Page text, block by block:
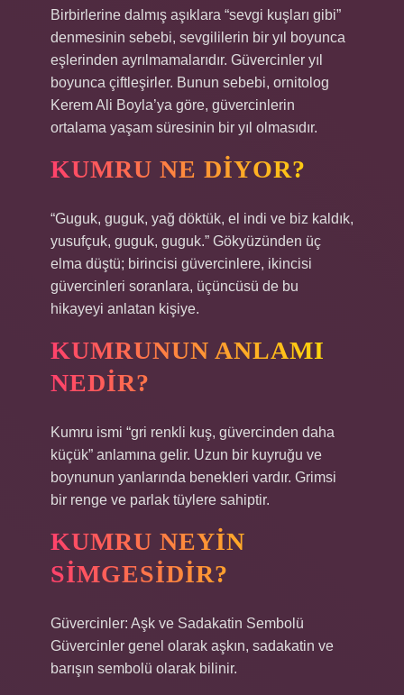
Birbirlerine dalmış aşıklara “sevgi kuşları gibi”
denmesinin sebebi, sevgililerin bir yıl boyunca
eşlerinden ayrılmamalarıdır. Güvercinler yıl
boyunca çiftleşirler. Bunun sebebi, ornitolog
Kerem Ali Boyla’ya göre, güvercinlerin
ortalama yaşam süresinin bir yıl olmasıdır.
KUMRU NE DIYOR?
“Guguk, guguk, yağ döktük, el indi ve biz kaldık,
yusufçuk, guguk, guguk.” Gökyüzünden üç
elma düştü; birincisi güvercinlere, ikincisi
güvercinleri soranlara, üçüncüsü de bu
hikayeyi anlatan kişiye.
KUMRUNUN ANLAMI
NEDIR?
Kumru ismi “gri renkli kuş, güvercinden daha
küçük” anlamına gelir. Uzun bir kuyruğu ve
boynunun yanlarında benekleri vardır. Grimsi
bir renge ve parlak tüylere sahiptir.
KUMRU NEYIN
SIMGESIDIR?
Güvercinler: Aşk ve Sadakatin Sembolü
Güvercinler genel olarak aşkın, sadakatin ve
barışın sembolü olarak bilinir.